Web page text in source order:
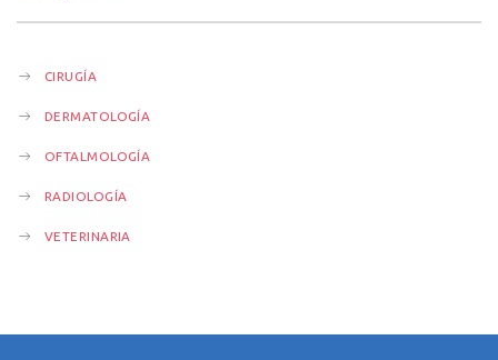
CIRUGÍA
DERMATOLOGÍA
OFTALMOLOGÍA
RADIOLOGÍA
VETERINARIA